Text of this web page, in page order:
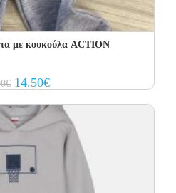
με κουκούλα ACTION
€ Original
price
29.00€.
14.50€Current
price
14.50€.